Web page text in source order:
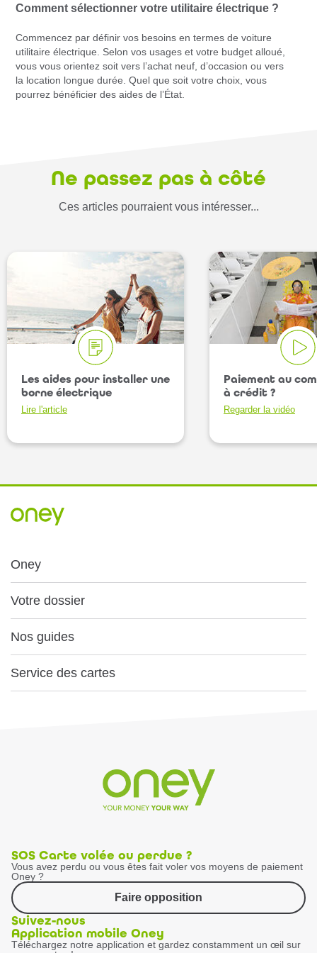
Comment sélectionner votre utilitaire électrique ?
Commencez par définir vos besoins en termes de voiture
utilitaire électrique. Selon vos usages et votre budget alloué,
vous vous orientez soit vers l’achat neuf, d’occasion ou vers
la location longue durée. Quel que soit votre choix, vous
pourrez bénéficier des aides de l’État.
Ne passez pas à côté
Ces articles pourraient vous intéresser...
Les aides pour installer une
borne électrique
Lire l'article
Paiement au
à crédit ?
Regarder la vidéo
Oney
Votre dossier
Nos guides
Service des cartes
SOS Carte volée ou perdue ?
Vous avez perdu ou vous êtes fait voler vos moyens de paiement
Oney ?
Faire opposition
Suivez-nous
Application mobile Oney
Téléchargez notre application et gardez constamment un œil sur